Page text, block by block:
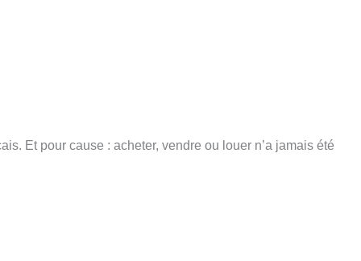
Et pour cause : acheter, vendre ou louer n’a jamais été